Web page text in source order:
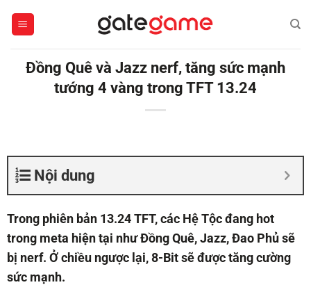
Đồng Quê và Jazz nerf, tăng sức mạnh
tướng 4 vàng trong TFT 13.24
Nội dung
Trong phiên bản 13.24 TFT, các Hệ Tộc đang hot
trong meta hiện tại như Đồng Quê, Jazz, Đao Phủ sẽ
bị nerf. Ở chiều ngược lại, 8-Bit sẽ được tăng cường
sức mạnh.